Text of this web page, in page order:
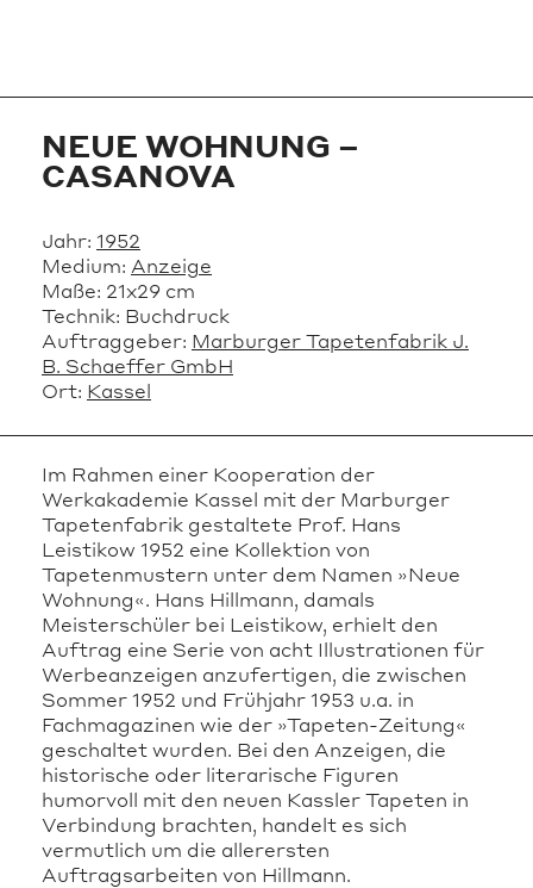
NEUE WOHNUNG –
CASANOVA
Jahr: 1952
Medium: Anzeige
Maße: 21x29 cm
Technik: Buchdruck
Auftraggeber: Marburger Tapetenfabrik J.
B. Schaeffer GmbH
Ort: Kassel
Im Rahmen einer Kooperation der
Werkakademie Kassel mit der Marburger
Tapetenfabrik gestaltete Prof. Hans
Leistikow 1952 eine Kollektion von
Tapetenmustern unter dem Namen »Neue
Wohnung«. Hans Hillmann, damals
Meisterschüler bei Leistikow, erhielt den
Auftrag eine Serie von acht Illustrationen für
Werbeanzeigen anzufertigen, die zwischen
Sommer 1952 und Frühjahr 1953 u.a. in
Fachmagazinen wie der »Tapeten-Zeitung«
geschaltet wurden. Bei den Anzeigen, die
historische oder literarische Figuren
humorvoll mit den neuen Kassler Tapeten in
Verbindung brachten, handelt es sich
vermutlich um die allerersten
Auftragsarbeiten von Hillmann.